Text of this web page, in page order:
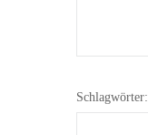
Schlagwörter: